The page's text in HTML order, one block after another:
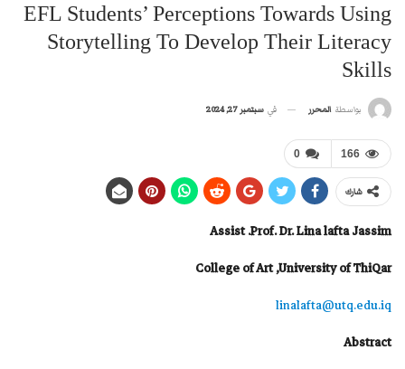
EFL Students’ Perceptions Towards Using
Storytelling To Develop Their Literacy
Skills
بواسطة المحرر في سبتمبر 27, 2024
0 166
شارك
Assist .Prof. Dr. Lina lafta Jassim
College of Art ,University of ThiQar
linalafta@utq.edu.iq
Abstract